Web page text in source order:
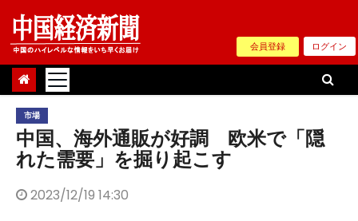
Skip
content
会員登録 ログイン
市場
中国、海外通販が好調 欧米で「隠
れた需要」を掘り起こす
2023/12/19 14:30